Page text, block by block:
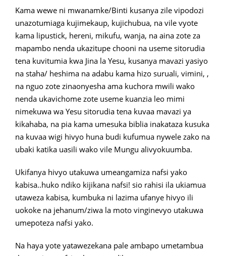
Kama wewe ni mwanamke/Binti kusanya zile vipodozi
unazotumiaga kujimekaup, kujichubua, na vile vyote
kama lipustick, hereni, mikufu, wanja, na aina zote za
mapambo nenda ukazitupe chooni na useme sitorudia
tena kuvitumia kwa Jina la Yesu, kusanya mavazi yasiyo
na staha/ heshima na adabu kama hizo suruali, vimini, ,
na nguo zote zinaonyesha ama kuchora mwili wako
nenda ukavichome zote useme kuanzia leo mimi
nimekuwa wa Yesu sitorudia tena kuvaa mavazi ya
kikahaba, na pia kama umesuka biblia inakataza kusuka
na kuvaa wigi hivyo huna budi kufumua nywele zako na
ubaki katika uasili wako vile Mungu alivyokuumba.
Ukifanya hivyo utakuwa umeangamiza nafsi yako
kabisa..huko ndiko kijikana nafsi! sio rahisi ila ukiamua
utaweza kabisa, kumbuka ni lazima ufanye hivyo ili
uokoke na jehanum/ziwa la moto vinginevyo utakuwa
umepoteza nafsi yako.
Na haya yote yatawezekana pale ambapo umetambua